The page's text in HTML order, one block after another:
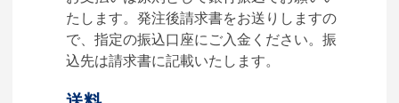
に必要なデータをご入稿頂
き、名入れイメージをデータ
でご確認いただきます。
たします。発注後請求書をお送りしますの
で、指定の振込口座にご入金ください。振
込先は請求書に記載いたします。